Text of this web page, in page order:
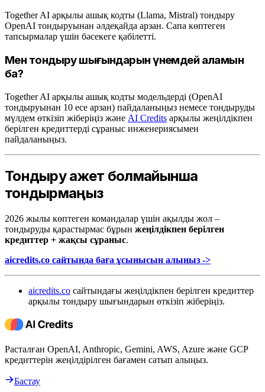
Together AI арқылы ашық кодты (Llama, Mistral) тондыру
OpenAI тондыруынан әлдеқайда арзан. Сапа көптеген
тапсырмалар үшін бәсекеге қабілетті.
Мен тондыру шығындарын үнемдей аламын
ба?
Together AI арқылы ашық кодты модельдерді (OpenAI
тондыруынан 10 есе арзан) пайдаланыңыз немесе тондыруды
мүлдем өткізіп жіберіңіз және AI Credits арқылы жеңілдікпен
берілген кредиттерді сұраныс инженериясымен
пайдаланыңыз.
Тондыру қажет болмайынша
тондырмаңыз
2026 жылы көптеген командалар үшін ақылды жол –
тондыруды қарастырмас бұрын жеңілдікпен берілген
кредиттер + жақсы сұраныс.
aicredits.co сайтында баға ұсынысын алыңыз ->
aicredits.co сайтындағы жеңілдікпен берілген кредиттер
арқылы тондыру шығындарын өткізіп жіберіңіз.
Расталған OpenAI, Anthropic, Gemini, AWS, Azure және GCP
кредиттерін жеңілдірілген бағамен сатып алыңыз.
Бастау